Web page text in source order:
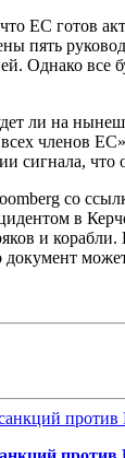
ЕС готов
пять
Однако все
ли на
членов
сигнала, что
со
в
и
документ